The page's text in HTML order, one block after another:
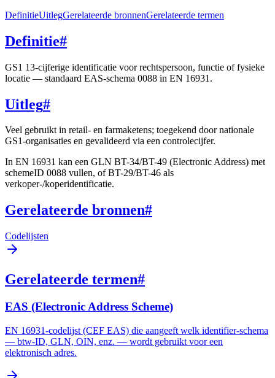
DefinitieUitlegGerelateerde bronnenGerelateerde termen
Definitie#
GS1 13-cijferige identificatie voor rechtspersoon, functie of fysieke
locatie — standaard EAS-schema 0088 in EN 16931.
Uitleg#
Veel gebruikt in retail- en farmaketens; toegekend door nationale
GS1-organisaties en gevalideerd via een controlecijfer.
In EN 16931 kan een GLN BT-34/BT-49 (Electronic Address) met
schemeID 0088 vullen, of BT-29/BT-46 als
verkoper-/koperidentificatie.
Gerelateerde bronnen#
Codelijsten
Gerelateerde termen#
EAS (Electronic Address Scheme)
EN 16931-codelijst (CEF EAS) die aangeeft welk identifier-schema
— btw-ID, GLN, OIN, enz. — wordt gebruikt voor een
elektronisch adres.